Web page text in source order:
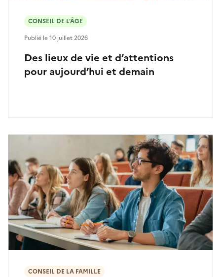
Des lieux de vie et d’attentions
pour aujourd’hui et demain
CONSEIL DE L'ÂGE
Publié le10 juillet 2026
CONSEIL DE LA FAMILLE